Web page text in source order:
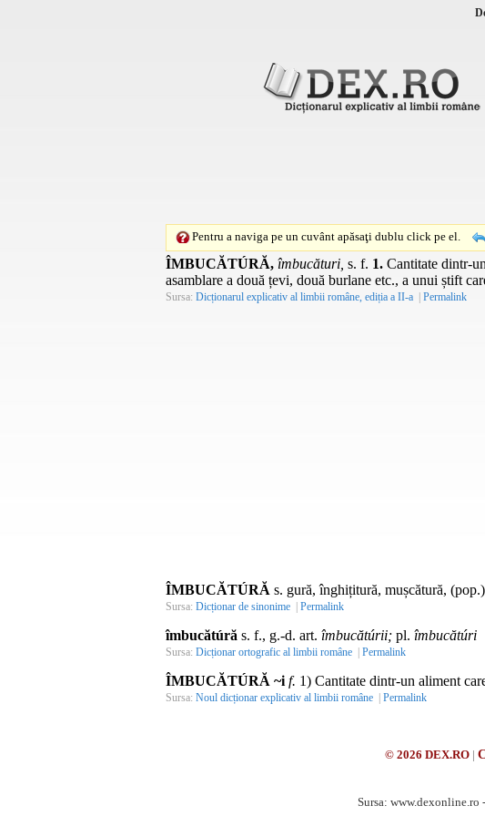
Pentru a naviga pe un cuvânt apăsaţi dublu click pe el.
ÎMBUCĂTÚRĂ, îmbucături, s. f. 1. Cantitate dintr-
asamblare a două țevi, două burlane etc., a unui știft
Sursa: Dicționarul explicativ al limbii române, ediția a II-a | Permalink
ÎMBUCĂTÚRĂ s. gură, înghițitură, mușcătură,
Sursa: Dicționar de sinonime | Permalink
îmbucătúră s. f., g.-d. art. îmbucătúrii; pl. îmbucătúri
Sursa: Dicționar ortografic al limbii române | Permalink
ÎMBUCĂTÚRĂ ~i f. 1) Cantitate dintr-un aliment
Sursa: Noul dicționar explicativ al limbii române | Permalink
© 2026 DEX.RO|
Sursa: www.dexonline.ro -